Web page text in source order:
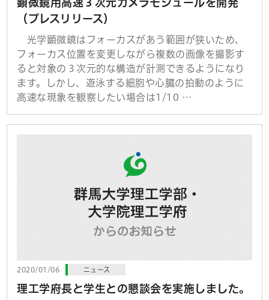
（プレスリリース）
光学顕微鏡はフォーカスがあう範囲が狭いため、
フォーカス位置を変更しながら複数の画像を撮影す
ると対象の３次元的な構造が計測できるようになり
ます。しかし、遊泳する細胞や心臓の拍動のように
高速な現象を観察したい場合は1/10 …
2020/01/06 ニュース
理工学府長と学生との懇談会を実施しました。